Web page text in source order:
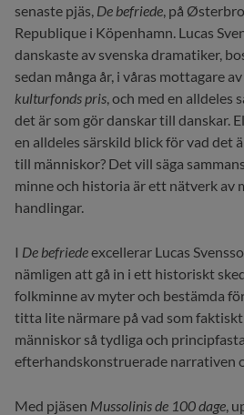
senaste pjäs, De befriede , på
Republique i Köpenhamn. Lucas
danskaste av svenska dramatiker,
sedan många år, i våras mottagare av
kulturfonds pris , och med en alldeles
det är som gör danskar till danskar.
en alldeles särskild blick för vad det
till människor? Det vill säga
minne och historia är ett nätverk av
handlingar.
I De befriedeexcellerar Lucas
nämligen att gå in i ett historiskt
folkminne av myter och bestämda
titta lite närmare på vad som
människor så tydliga och
efterhandskonstruerade narrativen
Med pjäsen Mussolinis de 100 dage ,